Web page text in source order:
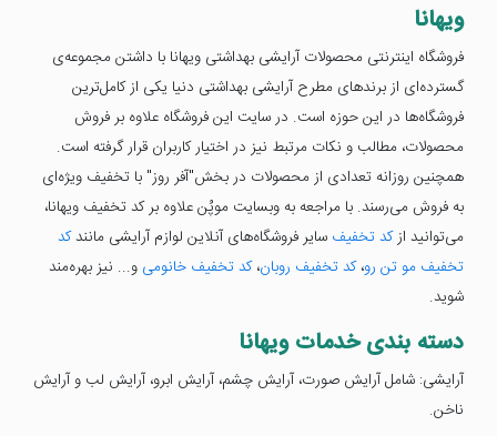
ویهانا
فروشگاه اینترنتی محصولات آرایشی بهداشتی ویهانا با داشتن مجموعه‌ی
گسترده‌ای از برندهای مطرح آرایشی بهداشتی دنیا یکی از کامل‌ترین
فروشگاه‌ها در این حوزه است. در سایت این فروشگاه علاوه بر فروش
محصولات، مطالب و نکات مرتبط نیز در اختیار کاربران قرار گرفته است.
همچنین روزانه تعدادی از محصولات در بخش"آفر روز" با تخفیف ویژه‌ای
به فروش می‌رسند. با مراجعه به وبسایت موپُن علاوه بر کد تخفیف ویهانا،
می‌توانید ازکد تخفیف سایر فروشگاه‌های آنلاین لوازم آرایشی مانندکد
تخفیف مو تن رو،کد تخفیف روبان،کد تخفیف خانومی و... نیز بهره‌مند
شوید.
دسته بندی خدمات ویهانا
آرایشی: شامل آرایش صورت، آرایش چشم، آرایش ابرو، آرایش لب و آرایش
ناخن.